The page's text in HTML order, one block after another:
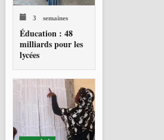
3 semaines
Éducation : 48
milliards pour les
lycées